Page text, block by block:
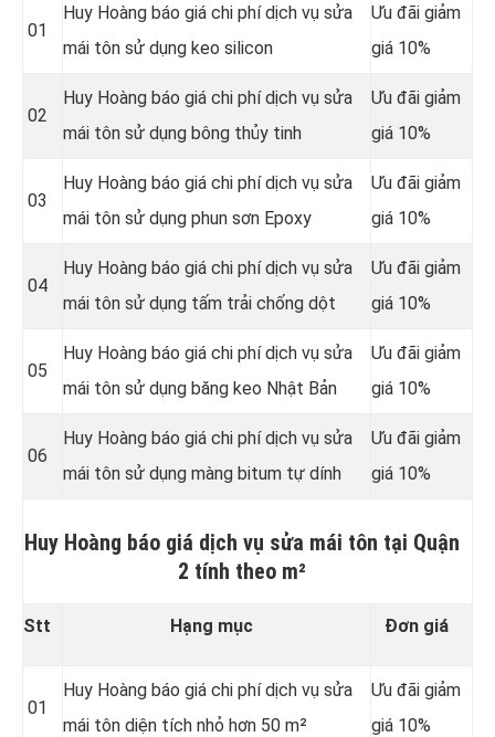
01
Huy Hoàng báo giá chi phí dịch vụ sửa
mái tôn sử dụng keo silicon
Ưu đãi giảm
giá 10%
02
Huy Hoàng báo giá chi phí dịch vụ sửa
mái tôn sử dụng bông thủy tinh
Ưu đãi giảm
giá 10%
03
Huy Hoàng báo giá chi phí dịch vụ sửa
mái tôn sử dụng phun sơn Epoxy
Ưu đãi giảm
giá 10%
04
Huy Hoàng báo giá chi phí dịch vụ sửa
mái tôn sử dụng tấm trải chống dột
Ưu đãi giảm
giá 10%
05
Huy Hoàng báo giá chi phí dịch vụ sửa
mái tôn sử dụng băng keo Nhật Bản
Ưu đãi giảm
giá 10%
06
Huy Hoàng báo giá chi phí dịch vụ sửa
mái tôn sử dụng màng bitum tự dính
Ưu đãi giảm
giá 10%
Huy Hoàng báo giá dịch vụ sửa mái tôn tại Quận
2 tính theo m²
Stt Hạng mục Đơn giá
01
Huy Hoàng báo giá chi phí dịch vụ sửa
mái tôn diện tích nhỏ hơn 50 m²
Ưu đãi giảm
giá 10%